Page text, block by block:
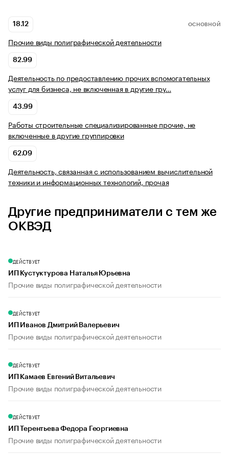
18.12 ОСНОВНОЙ
Прочие виды полиграфической деятельности
82.99
Деятельность по предоставлению прочих вспомогательных
услуг для бизнеса, не включенная в другие гру…
43.99
Работы строительные специализированные прочие, не
включенные в другие группировки
62.09
Деятельность, связанная с использованием вычислительной
техники и информационных технологий, прочая
Другие предприниматели с тем же
ОКВЭД
ДЕЙСТВУЕТ
ИП Кустуктурова Наталья Юрьевна
Прочие виды полиграфической деятельности
ДЕЙСТВУЕТ
ИП Иванов Дмитрий Валерьевич
Прочие виды полиграфической деятельности
ДЕЙСТВУЕТ
ИП Камаев Евгений Витальевич
Прочие виды полиграфической деятельности
ДЕЙСТВУЕТ
ИП Терентьева Федора Георгиевна
Прочие виды полиграфической деятельности